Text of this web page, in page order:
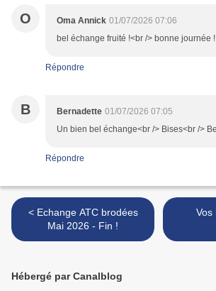
O Oma Annick 01/07/2026 07:06
bel échange fruité !<br /> bonne journée !
Répondre
B Bernadette 01/07/2026 07:05
Un bien bel échange<br /> Bises<br />
Répondre
< Echange ATC brodées
Mai 2026 - Fin !
Hébergé par Canalblog